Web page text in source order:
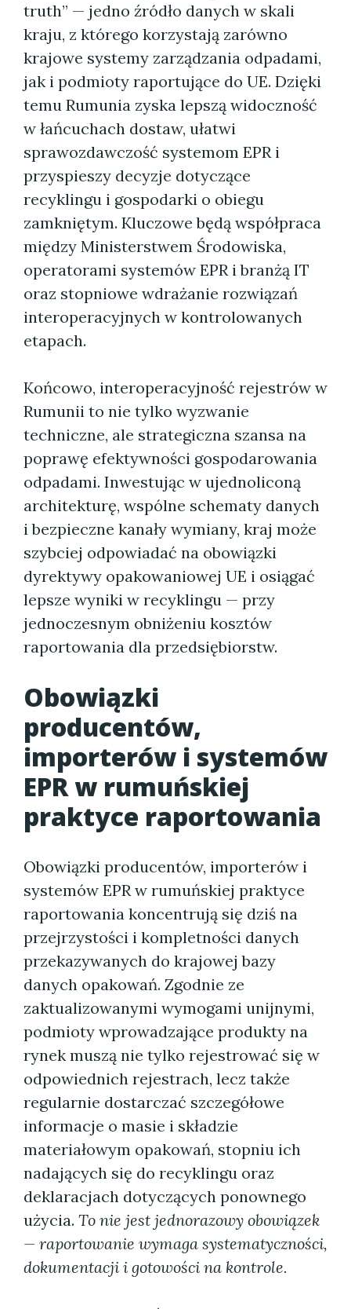
truth” — jedno źródło danych w skali
kraju, z którego korzystają zarówno
krajowe systemy zarządzania odpadami,
jak i podmioty raportujące do UE. Dzięki
temu Rumunia zyska lepszą widoczność
w łańcuchach dostaw, ułatwi
sprawozdawczość systemom EPR i
przyspieszy decyzje dotyczące
recyklingu i gospodarki o obiegu
zamkniętym. Kluczowe będą współpraca
między Ministerstwem Środowiska,
operatorami systemów EPR i branżą IT
oraz stopniowe wdrażanie rozwiązań
interoperacyjnych w kontrolowanych
etapach.
Końcowo, interoperacyjność rejestrów w
Rumunii to nie tylko wyzwanie
techniczne, ale strategiczna szansa na
poprawę efektywności gospodarowania
odpadami. Inwestując w ujednoliconą
architekturę, wspólne schematy danych
i bezpieczne kanały wymiany, kraj może
szybciej odpowiadać na obowiązki
dyrektywy opakowaniowej UE i osiągać
lepsze wyniki w recyklingu — przy
jednoczesnym obniżeniu kosztów
raportowania dla przedsiębiorstw.
Obowiązki
producentów,
importerów i systemów
EPR w rumuńskiej
praktyce raportowania
Obowiązki producentów, importerów i
systemów EPR w rumuńskiej praktyce
raportowania koncentrują się dziś na
przejrzystości i kompletności danych
przekazywanych do krajowej bazy
danych opakowań. Zgodnie ze
zaktualizowanymi wymogami unijnymi,
podmioty wprowadzające produkty na
rynek muszą nie tylko rejestrować się w
odpowiednich rejestrach, lecz także
regularnie dostarczać szczegółowe
informacje o masie i składzie
materiałowym opakowań, stopniu ich
nadających się do recyklingu oraz
deklaracjach dotyczących ponownego
użycia. To nie jest jednorazowy obowiązek
— raportowanie wymaga systematyczności,
dokumentacji i gotowości na kontrole.